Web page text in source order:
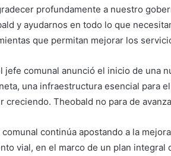
profundamente a nuestro
y ayudarnos en todo lo que
que permitan mejorar los
jefe comunal anunció el inicio de una
una infraestructura esencial para
creciendo. Theobald no para de
comunal continúa apostando a la
vial, en el marco de un plan